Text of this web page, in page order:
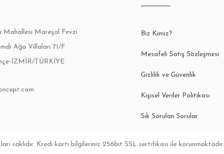
Mareşal Fevzi
Ağa Villaları 71/F
İZMİR/TÜRKİYE
Biz Kimiz?
Mesafeli Satış Sözleşmesi
Gizlilik ve Güvenlik
Kişisel Veriler Politikası
Sık Sorulan Sorular
saklıdır. Kredi kartı bilgileriniz 256bit SSL sertifikası ile korunmaktadır.